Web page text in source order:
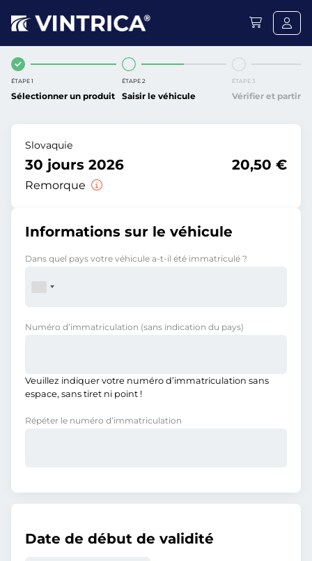
ÉTAPE 1
Sélectionner un produit
ÉTAPE 2
Saisir le véhicule
ÉTAPE 3
Vérifier et partir
Slovaquie
30 jours 2026
Remorque
20,50 €
Informations sur le véhicule
Dans quel pays votre véhicule a-t-il été immatriculé ?
Numéro d’immatriculation (sans indication du pays)
Veuillez indiquer votre numéro d’immatriculation sans
espace, sans tiret ni point !
Répéter le numéro d’immatriculation
Date de début de validité